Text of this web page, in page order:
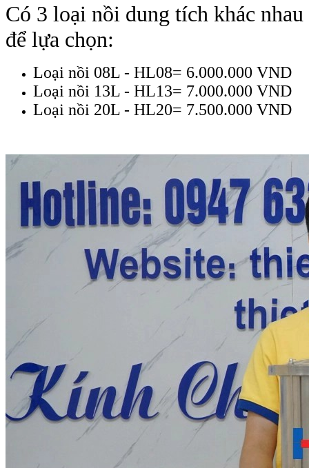
Có 3 loại nồi dung tích khác nhau
để lựa chọn:
Loại nồi 08L - HL08= 6.000.000 VND
Loại nồi 13L - HL13= 7.000.000 VND
Loại nồi 20L - HL20= 7.500.000 VND